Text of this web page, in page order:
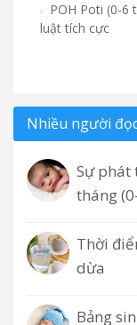
POH Poti (0-6
luật tích cực
Nhiều người
Sự phát
tháng
Thời
dừa
Bảng